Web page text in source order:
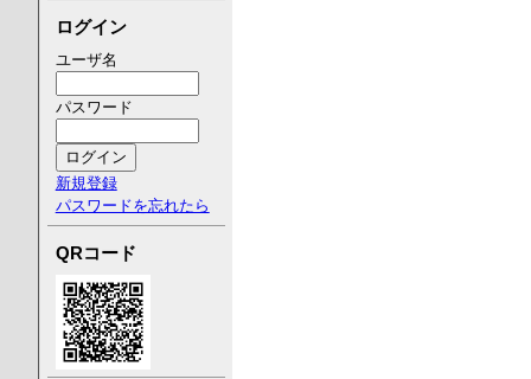
ログイン
ユーザ名
パスワード
新規登録
パスワードを忘れたら
QRコード